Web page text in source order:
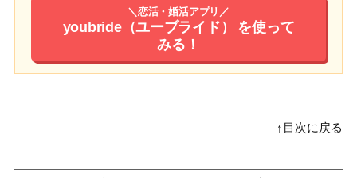
＼恋活・婚活アプリ／
youbride（ユーブライド）
を使って
みる！
↑目次に戻る